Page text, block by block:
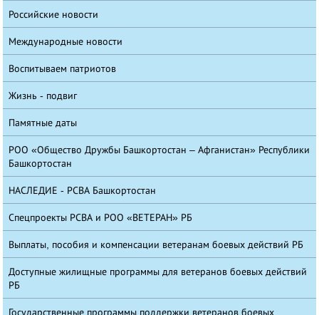
Российские новости
Международные новости
Воспитываем патриотов
Жизнь - подвиг
Памятные даты
РОО «Общество Дружбы Башкортостан – Афганистан» Республики
Башкортостан
НАСЛЕДИЕ - РСВА Башкортостан
Спецпроекты РСВА и РОО «ВЕТЕРАН» РБ
Выплаты, пособия и компенсации ветеранам боевых действий РБ
Доступные жилищные программы для ветеранов боевых действий
РБ
Государственные программы поддержки ветеранов боевых